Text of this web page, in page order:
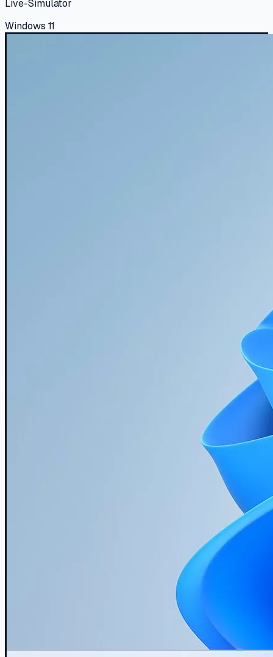
Live-Simulator
Windows 11